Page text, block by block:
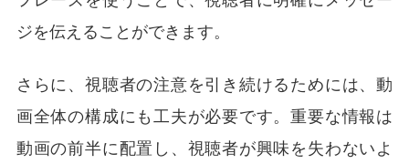
ジを伝えることができます。
さらに、視聴者の注意を引き続けるためには、動
画全体の構成にも工夫が必要です。重要な情報は
動画の前半に配置し、視聴者が興味を失わないよ